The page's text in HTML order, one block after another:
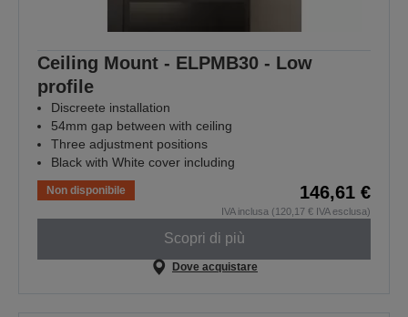
Ceiling Mount - ELPMB30 - Low
profile
Discreete installation
54mm gap between with ceiling
Three adjustment positions
Black with White cover including
Non disponibile 146,61 €
IVA inclusa (120,17 € IVA esclusa)
Scopri di più
Dove acquistare